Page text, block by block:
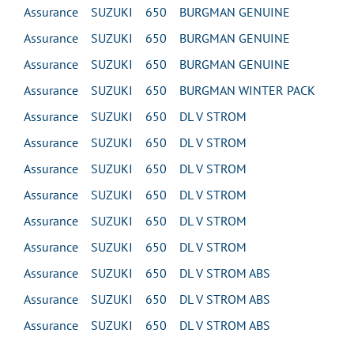
Assurance SUZUKI 650 BURGMAN GENUINE
Assurance SUZUKI 650 BURGMAN GENUINE
Assurance SUZUKI 650 BURGMAN GENUINE
Assurance SUZUKI 650 BURGMAN WINTER PACK
Assurance SUZUKI 650 DL V STROM
Assurance SUZUKI 650 DL V STROM
Assurance SUZUKI 650 DL V STROM
Assurance SUZUKI 650 DL V STROM
Assurance SUZUKI 650 DL V STROM
Assurance SUZUKI 650 DL V STROM
Assurance SUZUKI 650 DL V STROM ABS
Assurance SUZUKI 650 DL V STROM ABS
Assurance SUZUKI 650 DL V STROM ABS